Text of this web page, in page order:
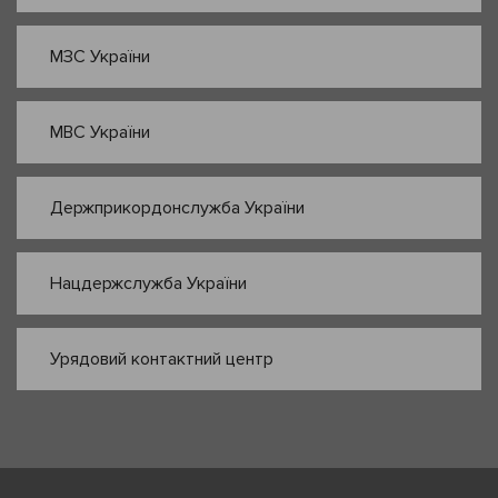
МЗС України
МВС України
Держприкордонслужба України
Нацдержслужба України
Урядовий контактний центр